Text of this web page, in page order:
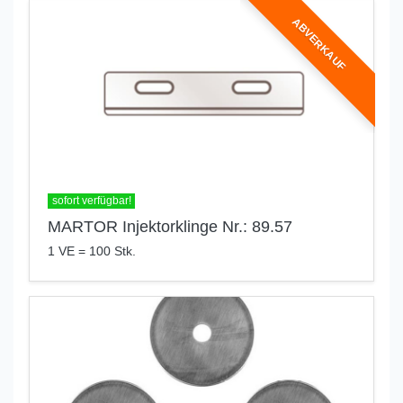
ABVERKAUF
sofort verfügbar!
MARTOR Injektorklinge Nr.: 89.57
1 VE = 100 Stk.